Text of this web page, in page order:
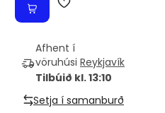
Afhent í
vöruhúsi Reykjavík
Tilbúið kl. 13:10
Setja í samanburð